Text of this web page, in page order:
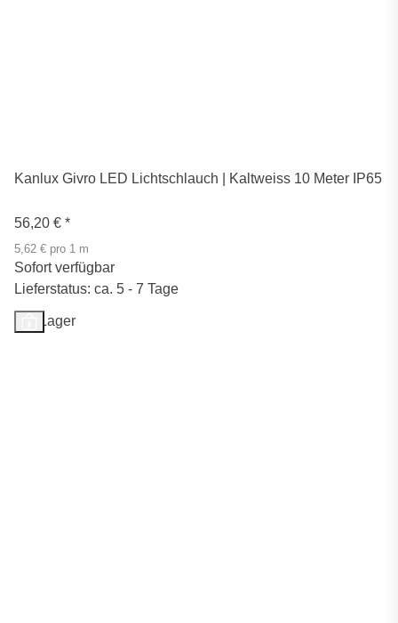
Kanlux Givro LED Lichtschlauch | Kaltweiss 10 Meter IP65
56,20 € *
5,62 € pro 1 m
Sofort verfügbar
Lieferstatus: ca. 5 - 7 Tage
Auf Lager